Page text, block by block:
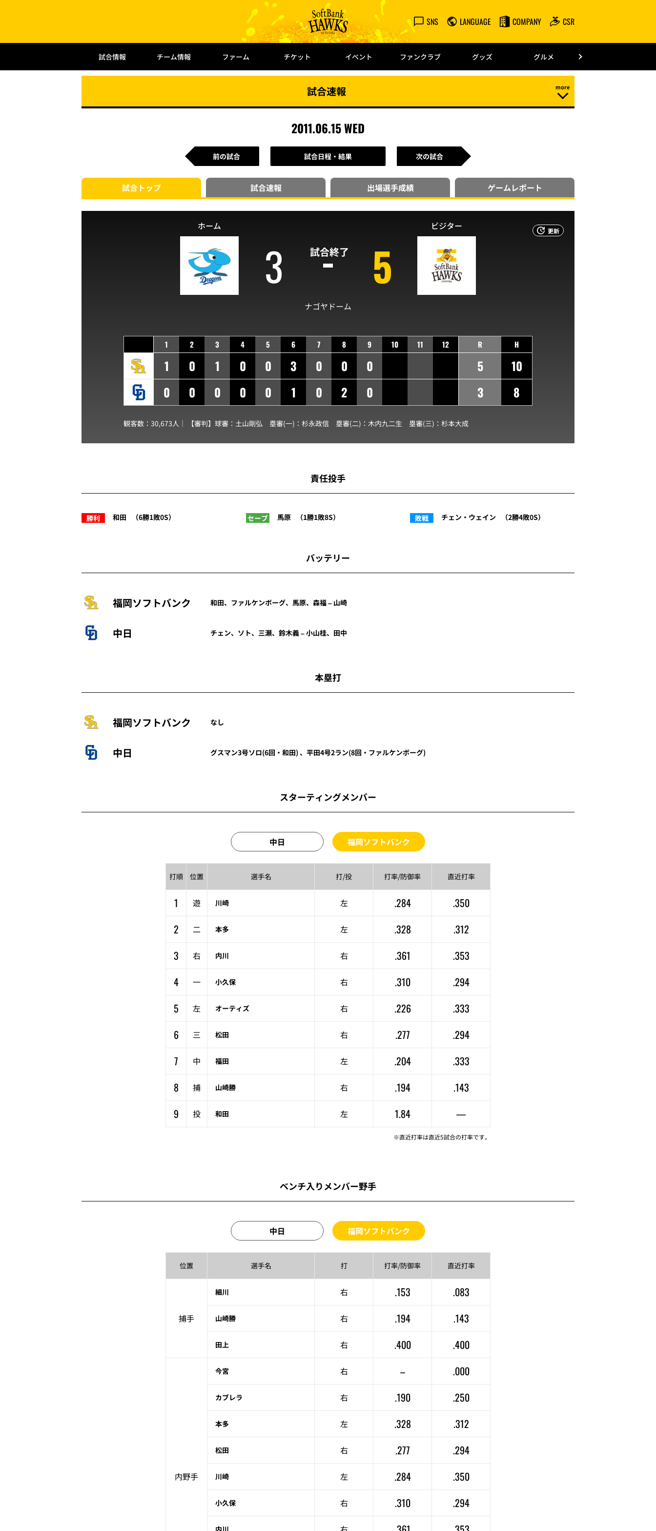
SNS LANGUAGE COMPANY CSR
試合情報 チーム情報 ファーム チケット イベント ファンクラブ グッズ グルメ
試合速報
2011.06.15 WED
前の試合 試合日程・結果 次の試合
試合トップ 試合速報 出場選手成績 ゲームレポート
更新
試合終了
ホーム
3 5
ビジター
ナゴヤドーム
1 2 3 4 5 6 7 8 9 10 11 12
1 0 1 0 0 3 0 0
0
0
0 0 0 0 1 0 2 0
R H
5
10
3
8
観客数：30,673人｜ 【審判】球審： 土山剛弘 塁審(一)： 杉永政信 塁審(二)： 木内九二生 塁審(三)： 杉本大成
責任投手
勝利 和田 （6勝1敗0S） セーブ 馬原 （1勝1敗8S） 敗戦 チェン・ウェイン （2勝4敗0S）
バッテリー
福岡ソフトバンク 和田、ファルケンボーグ、馬原、森福 – 山崎
中日 チェン、ソト、三瀬、鈴木義 – 小山桂、田中
本塁打
福岡ソフトバンク なし
中日 グスマン3号ソロ(6回・ 和田) 、 平田4号2ラン(8回・ ファルケンボーグ)
スターティングメンバー
中日 福岡ソフトバンク
打順 位置 選手名 打/投 打率/防御率 直近打率
1 遊 川崎 左 .284
.350
2
二 本多 左 .328
.312
3
右 内川 右 .361
.353
4
一 小久保 右 .310
.294
5
左 オーティズ 右 .226
.333
6
三 松田 右 .277
.294
7
中 福田 左 .204
.333
8
捕 山崎勝 右 .194
.143
9
投 和田 左 1.84 —
※直近打率は直近5試合の打率です。
ベンチ入りメンバー野手
中日 福岡ソフトバンク
位置 選手名 打 打率/防御率 直近打率
捕手
細川 右 .153 .083
山崎勝 右 .194 .143
田上 右 .400 .400
内野手
今宮 右 – .000
カブレラ 右 .190 .250
本多 左 .328 .312
松田 右 .277 .294
川崎 左 .284 .350
小久保 右 .310 .294
内川